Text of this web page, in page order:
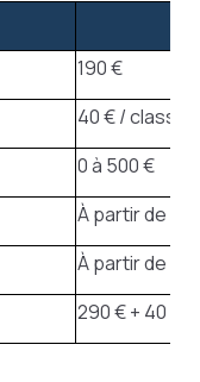
190 €
40 € / classe
0 à 500 €
À partir de
À partir de
290 € + 40 €